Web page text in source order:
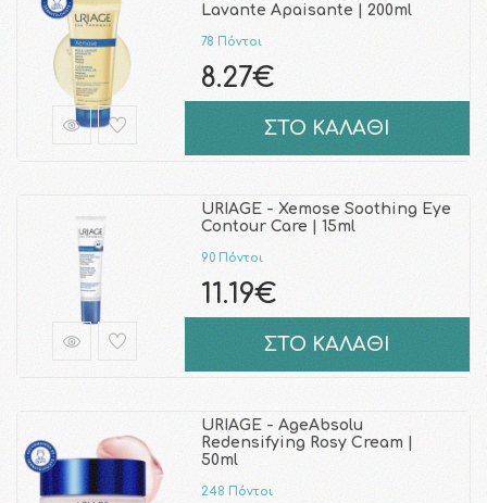
Lavante Apaisante | 200ml
78 Πόντοι
8.27€
ΣΤΟ ΚΑΛΑΘΙ
URIAGE - Xemose Soothing Eye
Contour Care | 15ml
90 Πόντοι
11.19€
ΣΤΟ ΚΑΛΑΘΙ
URIAGE - AgeAbsolu
Redensifying Rosy Cream |
50ml
248 Πόντοι